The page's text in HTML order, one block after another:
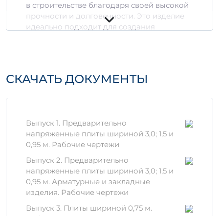
в строительстве благодаря своей высокой
прочности и долговечности. Это изделие
идеально подходит для создания
Технические параметры
значительно увеличивает его
прочность.
Размеры:стандартные размеры
изделия обеспечивают легкость в
обращении и установке.
Технология производства:
Используемые современные
высокой степени однородности и
СКАЧАТЬ ДОКУМЕНТЫ
Выпуск 1. Предварительно
напряженные плиты шириной 3,0; 1,5 и
0,95 м. Рабочие чертежи
Выпуск 2. Предварительно
напряженные плиты шириной 3,0; 1,5 и
0,95 м. Арматурные и закладные
изделия. Рабочие чертежи
Выпуск 3. Плиты шириной 0,75 м.